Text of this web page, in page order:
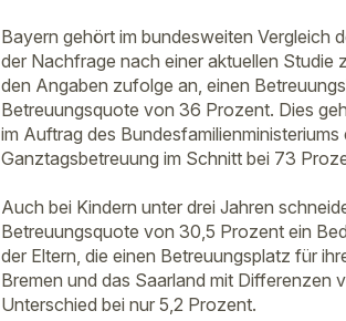
Bayern gehört im bundesweiten Vergleich
der Nachfrage nach einer aktuellen Studie
den Angaben zufolge an, einen
Betreuungsquote von 36 Prozent. Dies
im Auftrag des
Ganztagsbetreuung im Schnitt bei 73
Auch bei Kindern unter drei Jahren
Betreuungsquote von 30,5 Prozent ein
der Eltern, die einen Betreuungsplatz für
Bremen und das Saarland mit Differenzen
Unterschied bei nur 5,2 Prozent.